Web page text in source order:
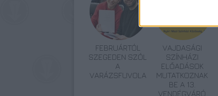
FEBRUÁRTÓL
SZEGEDEN SZÓL
A
VARÁZSFUVOLA
VAJDASÁGI
SZÍNHÁZI
ELŐADÁSOK
MUTATKOZNAK
BE A 13.
VENDÉGVÁRÓ